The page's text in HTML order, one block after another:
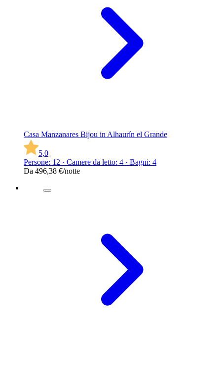
Casa Manzanares Bijou in Alhaurín el Grande
5,0
Persone: 12 · Camere da letto: 4 · Bagni: 4
Da 496,38 €/notte